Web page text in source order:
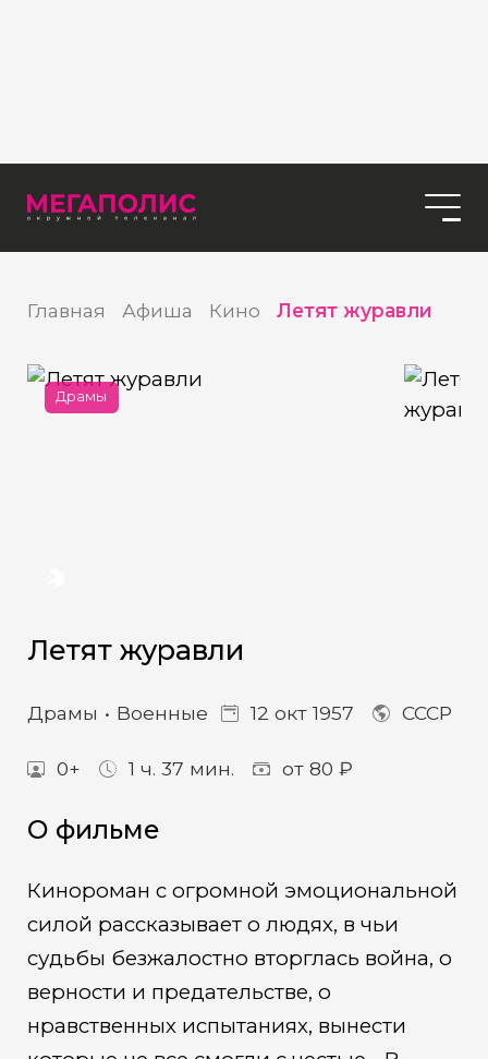
Главная Афиша Кино Летят журавли
Драмы
Летят журавли
Драмы Военные 12 окт 1957 СССР
0+ 1 ч. 37 мин. от 80 ₽
О фильме
Кинороман с огромной эмоциональной
силой рассказывает о людях, в чьи
судьбы безжалостно вторглась война, о
верности и предательстве, о
нравственных испытаниях, вынести